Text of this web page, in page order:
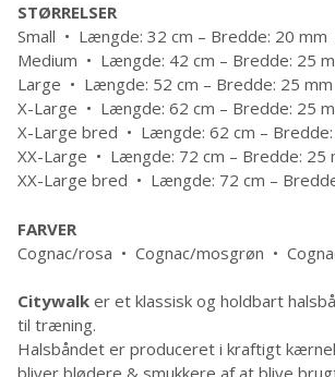
STØRRELSER
Small • Længde: 32 cm – Bredde: 20
Medium • Længde: 42 cm – Bredde: 25
Large • Længde: 52 cm – Bredde: 25
X-Large • Længde: 62 cm – Bredde: 25
X-Large bred • Længde: 62 cm –
XX-Large • Længde: 72 cm – Bredde:
XX-Large bred • Længde: 72 cm –
FARVER
Cognac/rosa • Cognac/mosgrøn •
Citywalk er et klassisk og holdbart
til træning.
Halsbåndet er produceret i kraftigt